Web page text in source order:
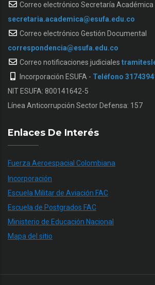
Correo electrónico Secretaría Académica
secretaria.academica@esufa.edu.co
Correo electrónico Gestión Documental
correspondencia@esufa.edu.co
Correo notificaciones judiciales
Incorporación ESUFA - Teléfono
NIT ESUFA: 800141642-5
Línea Anticorrupción Sector Defensa: 157
Enlaces De Interés
Fuerza Aeroespacial Colombiana
Incorporación
Escuela Militar de Aviación FAC
Escuela de Postgrados FAC
Ministerio de Educación Nacional
Mapa del sitio